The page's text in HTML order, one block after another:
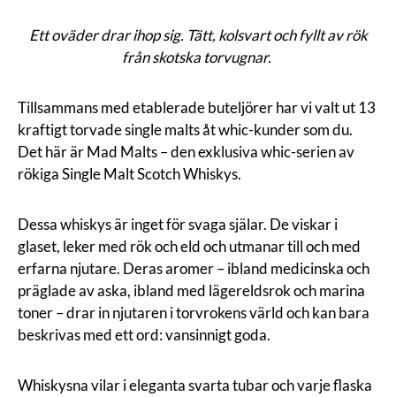
Ett oväder drar ihop sig. Tätt, kolsvart och fyllt av rök
från skotska torvugnar.
Tillsammans med etablerade buteljörer har vi valt ut 13
kraftigt torvade single malts åt whic-kunder som du.
Det här är Mad Malts – den exklusiva whic-serien av
rökiga Single Malt Scotch Whiskys.
Dessa whiskys är inget för svaga själar. De viskar i
glaset, leker med rök och eld och utmanar till och med
erfarna njutare. Deras aromer – ibland medicinska och
präglade av aska, ibland med lägereldsrok och marina
toner – drar in njutaren i torvrokens värld och kan bara
beskrivas med ett ord: vansinnigt goda.
Whiskysna vilar i eleganta svarta tubar och varje flaska